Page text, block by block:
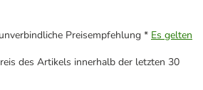
Preisempfehlung * Es gelten
des Artikels innerhalb der letzten 30